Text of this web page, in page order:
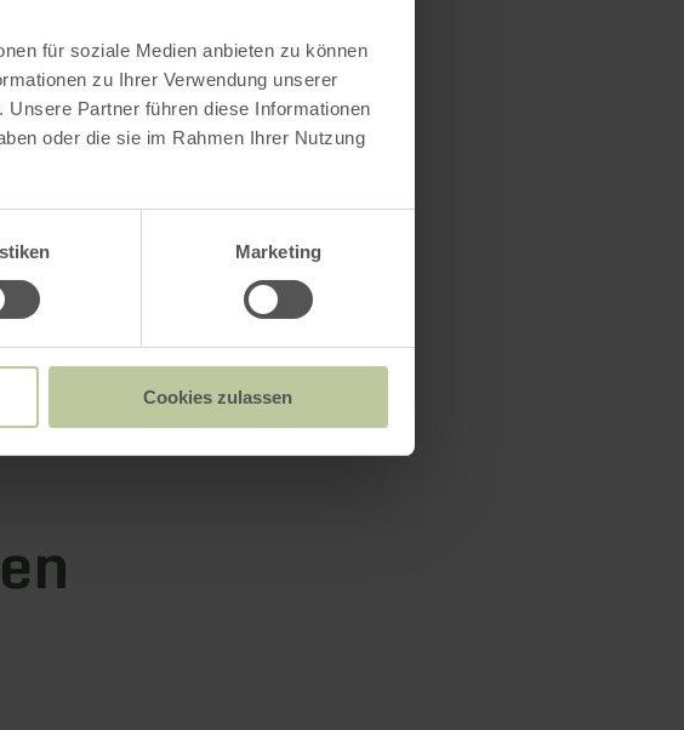
für soziale Medien anbieten zu können
zu Ihrer Verwendung unserer
Partner führen diese Informationen
oder die sie im Rahmen Ihrer Nutzung
Marketing
Cookies zulassen
sind täglich